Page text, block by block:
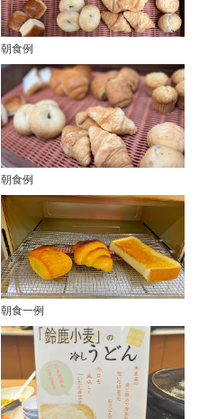
朝食例
朝食例
朝食一例